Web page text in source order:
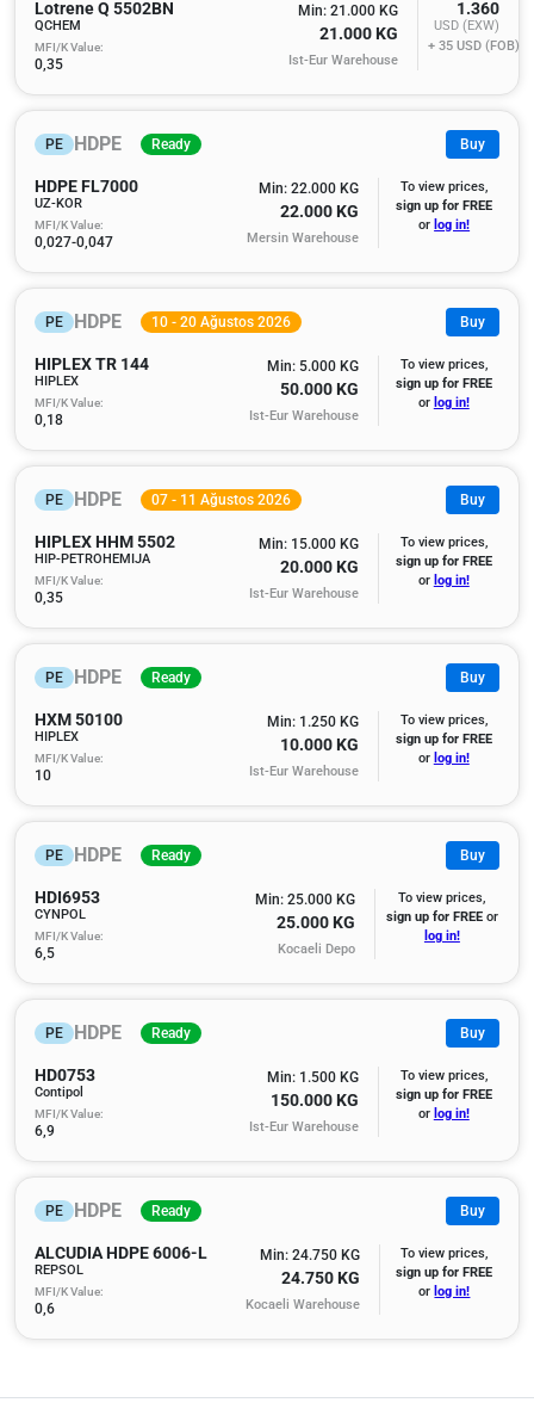
Lotrene Q 5502BN
QCHEM
MFI/K Value:
0,35
Min: 21.000 KG
21.000 KG
Ist-Eur Warehouse
1.360
USD (EXW)
+ 35 USD (FOB)
PE HDPE Ready Buy
HDPE FL7000
UZ-KOR
MFI/K Value:
0,027-0,047
Min: 22.000 KG
22.000 KG
Mersin Warehouse
To view prices,
sign up for FREE
or log in!
PE HDPE 10 - 20 Ağustos 2026 Buy
HIPLEX TR 144
HIPLEX
MFI/K Value:
0,18
Min: 5.000 KG
50.000 KG
Ist-Eur Warehouse
To view prices,
sign up for FREE
or log in!
PE HDPE 07 - 11 Ağustos 2026 Buy
HIPLEX HHM 5502
HIP-PETROHEMIJA
MFI/K Value:
0,35
Min: 15.000 KG
20.000 KG
Ist-Eur Warehouse
To view prices,
sign up for FREE
or log in!
PE HDPE Ready Buy
HXM 50100
HIPLEX
MFI/K Value:
10
Min: 1.250 KG
10.000 KG
Ist-Eur Warehouse
To view prices,
sign up for FREE
or log in!
PE HDPE Ready Buy
HDI6953
CYNPOL
MFI/K Value:
6,5
Min: 25.000 KG
25.000 KG
Kocaeli Depo
To view prices,
sign up for FREEor
log in!
PE HDPE Ready Buy
HD0753
Contipol
MFI/K Value:
6,9
Min: 1.500 KG
150.000 KG
Ist-Eur Warehouse
To view prices,
sign up for FREE
or log in!
PE HDPE Ready Buy
ALCUDIA HDPE 6006-L
REPSOL
MFI/K Value:
0,6
Min: 24.750 KG
24.750 KG
Kocaeli Warehouse
To view prices,
sign up for FREE
or log in!